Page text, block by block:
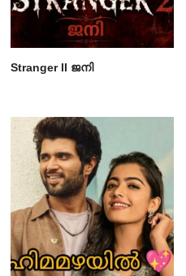
Stranger II ജനി